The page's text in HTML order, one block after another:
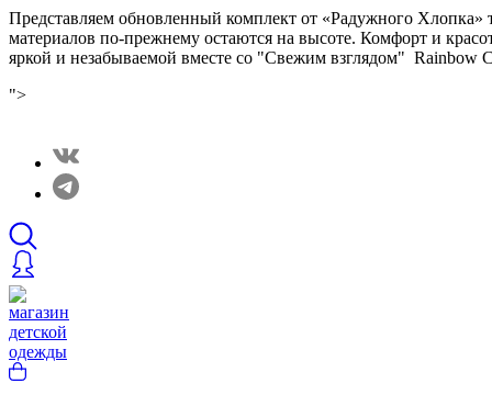
Представляем обновленный комплект от «Радужного
материалов по-прежнему остаются на высоте. Комфорт и
яркой и незабываемой вместе со "Свежим взглядом" Rainbow
">